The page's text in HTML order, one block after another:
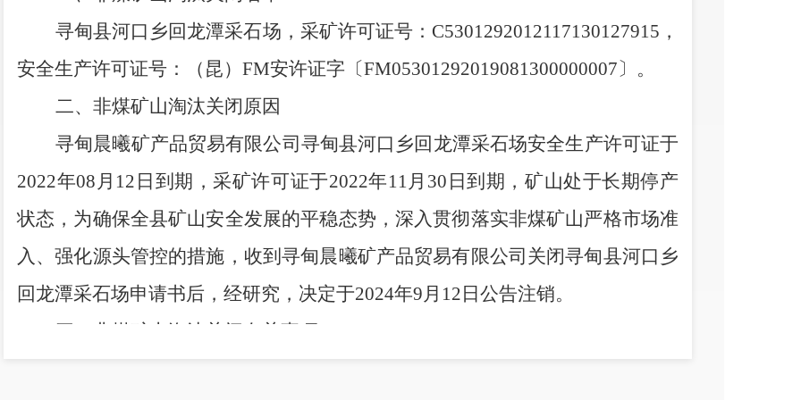
寻甸县河口乡回龙潭采石场，采矿许可证号： C5301292012117130127915 ，
安全生产许可证号：（昆） FM安许证字〔FM05301292019081300000007〕。
二、非煤矿山淘汰关闭原因
寻甸晨曦矿产品贸易有限公司寻甸县河口乡回龙潭采石场安全生产许可证于
2022年08 月 12 日到期，采矿许可证于2022年11月 30 日到期，矿山处于长期停产
状态，为确保全县矿山安全发展的平稳态势，深入贯彻落实非煤矿山严格市场准
入、强化源头管控的措施，收到寻甸晨曦矿产品贸易有限公司关闭寻甸县河口乡
回龙潭采石场申请书后，经研究，决定于2024年9月 12 日公告注销。
三、非煤矿山淘汰关闭有关事项